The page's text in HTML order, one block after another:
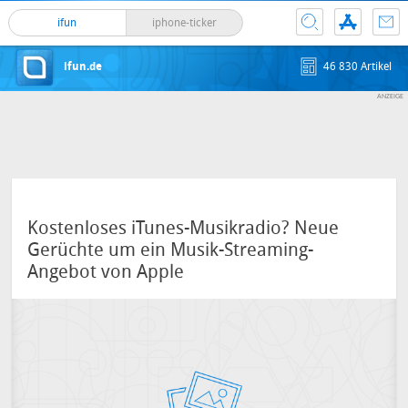
ifun iphone-ticker
ifun.de 46 830 Artikel
Kostenloses iTunes-Musikradio? Neue
Gerüchte um ein Musik-Streaming-
Angebot von Apple